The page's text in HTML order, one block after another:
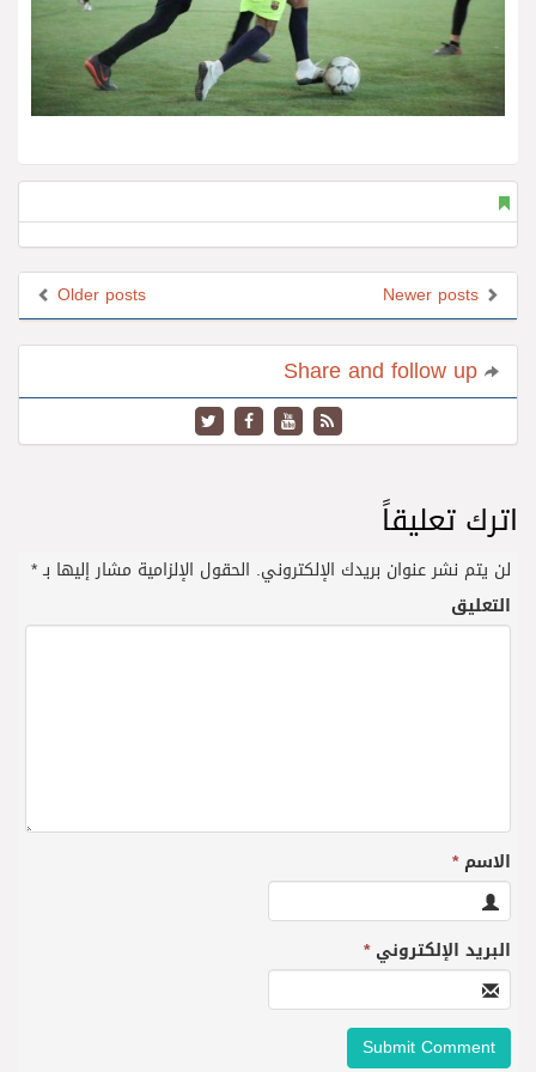
Older posts
اترك تعليقاً
لن يتم نشر عنوان بريدك الإلكتروني. الحقول الإلزامية مشار إليها بـ*
التعليق
الاسم*
البريد الإلكتروني*